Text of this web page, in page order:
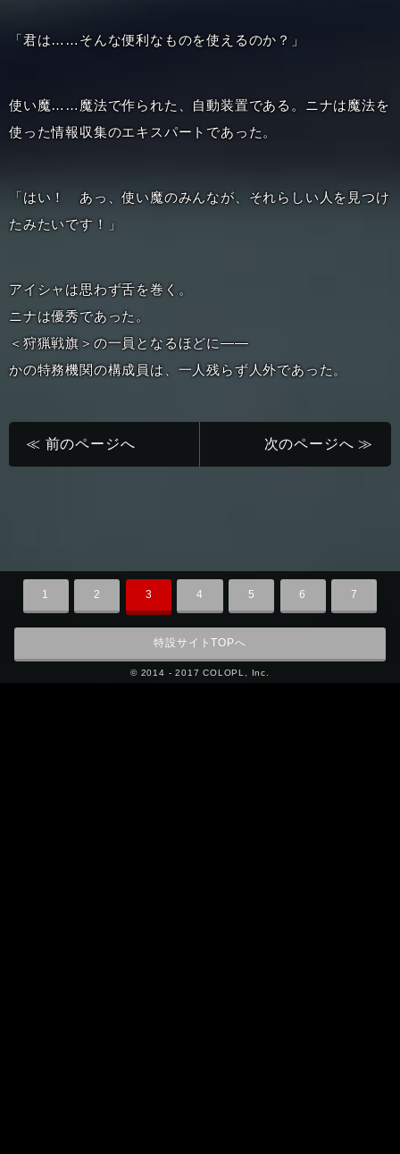
「君は……そんな便利なものを使えるのか？」
使い魔……魔法で作られた、自動装置である。ニナは魔法を
使った情報収集のエキスパートであった。
「はい！ あっ、使い魔のみんなが、それらしい人を見つけ
たみたいです！」
アイシャは思わず舌を巻く。
ニナは優秀であった。
＜狩猟戦旗＞の一員となるほどに――
かの特務機関の構成員は、一人残らず人外であった。
≪ 前のページへ 次のページへ ≫
1 2 3 4 5 6 7
特設サイトTOPへ
© 2014 - 2017 COLOPL, Inc.